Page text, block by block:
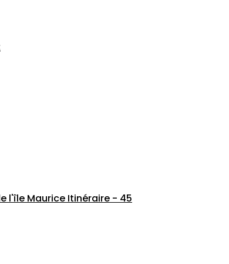
l'île Maurice Itinéraire - 45